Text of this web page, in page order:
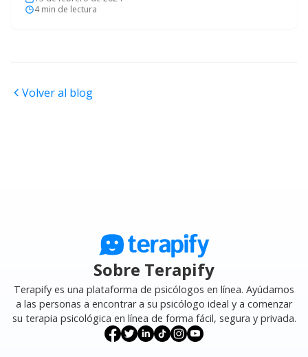
4min de lectura
Volver al blog
Sobre Terapify
Terapify es una plataforma de psicólogos en línea. Ayúdamos
a las personas a encontrar a su psicólogo ideal y a comenzar
su terapia psicológica en línea de forma fácil, segura y privada.